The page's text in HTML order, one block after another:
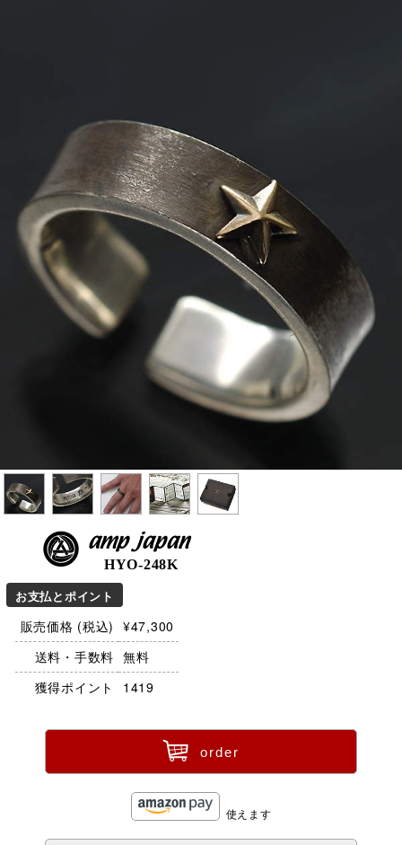
amp japan
HYO-248K
お支払とポイント
販売価格 (税込) ¥47,300
送料・手数料 無料
獲得ポイント
1419
ü order
使えます